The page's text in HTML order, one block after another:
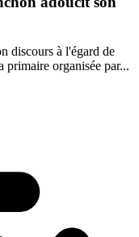
discours à l'égard de
organisée par...